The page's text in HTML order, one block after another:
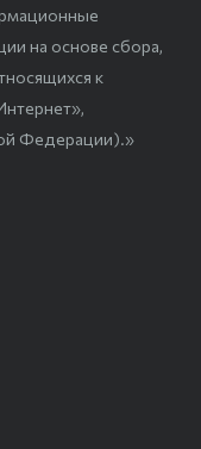
на основе сбора,
к
Федерации).»